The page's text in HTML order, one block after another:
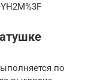
по